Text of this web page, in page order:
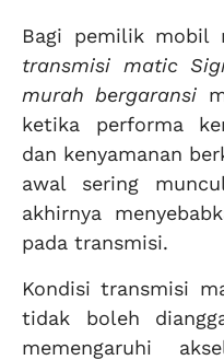
Bagi pemilik mobil
transmisi matic
murah bergaransi
ketika performa
dan kenyamanan
awal sering
akhirnya
pada transmisi.
Kondisi transmisi
tidak boleh
memengaruhi